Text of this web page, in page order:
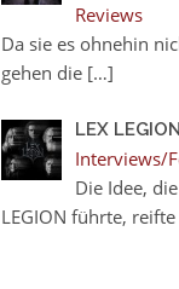
Reviews
Da sie es ohnehin
gehen die […]
LEX LEGION
Interviews/
Die Idee,
LEGION führte, reifte